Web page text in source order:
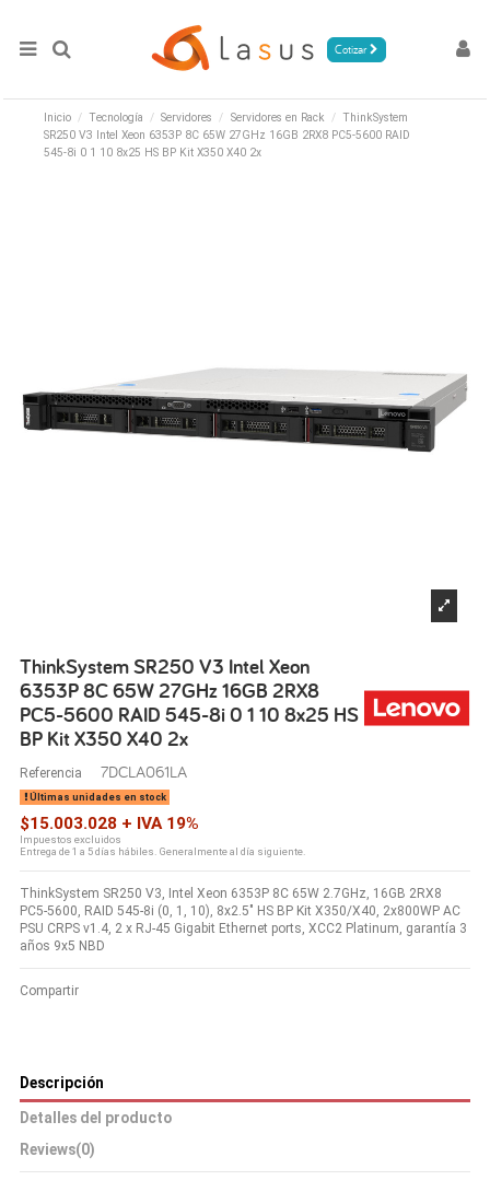
Cotizar
Inicio Tecnología Servidores Servidores en Rack
ThinkSystem
SR250 V3 Intel Xeon 6353P 8C 65W 27GHz 16GB 2RX8 PC5-5600 RAID
545-8i 0 1 10 8x25 HS BP Kit X350 X40 2x
ThinkSystem SR250 V3 Intel Xeon
6353P 8C 65W 27GHz 16GB 2RX8
PC5-5600 RAID 545-8i 0 1 10 8x25 HS
BP Kit X350 X40 2x
Referencia 7DCLA061LA
Últimas unidades en stock
$15.003.028 + IVA 19%
Impuestos excluidos
Entrega de 1 a 5 días hábiles. Generalmente al día siguiente.
ThinkSystem SR250 V3, Intel Xeon 6353P 8C 65W 2.7GHz, 16GB 2RX8
PC5-5600, RAID 545-8i (0, 1, 10), 8x2.5" HS BP Kit X350/X40, 2x800WP AC
PSU CRPS v1.4, 2 x RJ-45 Gigabit Ethernet ports, XCC2 Platinum, garantía 3
años 9x5 NBD
Compartir
Descripción
Detalles del producto
Reviews(0)